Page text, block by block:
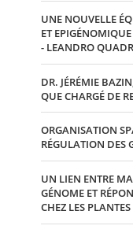
UNE NOUVELLE
ET
- LEANDRO
DR. JÉRÉMIE
QUE CHARGÉ DE
ORGANISATION
RÉGULATION DES
UN LIEN ENTRE
GÉNOME ET
CHEZ LES PLANTES